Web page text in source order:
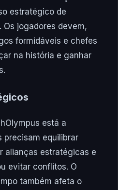
estratégico de
Os jogadores devem,
formidáveis e chefes
na história e ganhar
está a
precisam equilibrar
alianças estratégicas e
evitar conflitos. O
também afeta o